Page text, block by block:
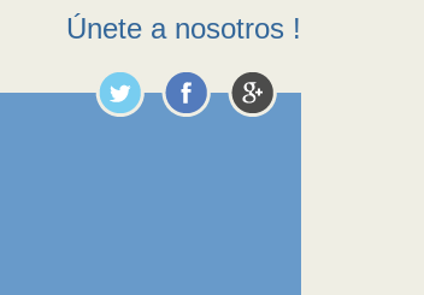
Únete a nosotros !